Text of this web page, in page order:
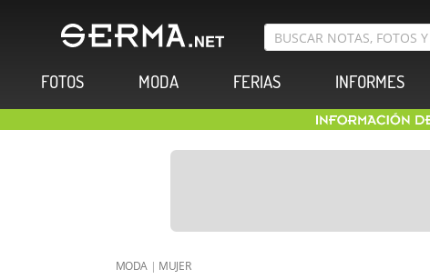
FOTOS MODA FERIAS INFORMES
MODA | MUJER